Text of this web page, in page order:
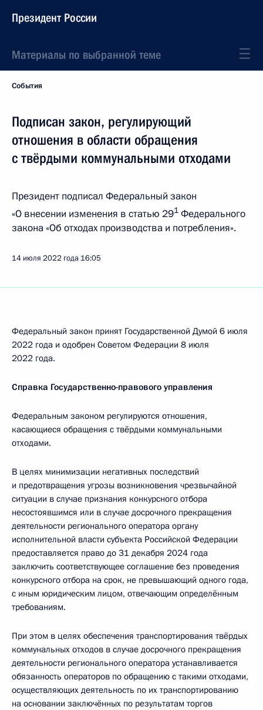
Президент России
Материалы по выбранной теме
События
Подписан закон, регулирующий
отношения в области обращения
с твёрдыми коммунальными отходами
Президент подписал Федеральный закон
«О внесении изменения в статью 291 Федерального
закона «Об отходах производства и потребления».
14 июля 2022 года 16:05
Федеральный закон принят Государственной Думой 6 июля
2022 года и одобрен Советом Федерации 8 июля
2022 года.
Справка Государственно-правового управления
Федеральным законом регулируются отношения,
касающиеся обращения с твёрдыми коммунальными
отходами.
В целях минимизации негативных последствий
и предотвращения угрозы возникновения чрезвычайной
ситуации в случае признания конкурсного отбора
несостоявшимся или в случае досрочного прекращения
деятельности регионального оператора органу
исполнительной власти субъекта Российской Федерации
предоставляется право до 31 декабря 2024 года
заключить соответствующее соглашение без проведения
конкурсного отбора на срок, не превышающий одного года,
с иным юридическим лицом, отвечающим определённым
требованиям.
При этом в целях обеспечения транспортирования твёрдых
коммунальных отходов в случае досрочного прекращения
деятельности регионального оператора устанавливается
обязанность операторов по обращению с такими отходами,
осуществляющих деятельность по их транспортированию
на основании заключённых по результатам торгов